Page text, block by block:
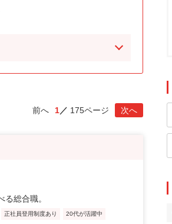
前へ 1 175ページ 次へ
総合職。
正社員登用制度あり 20代が活躍中